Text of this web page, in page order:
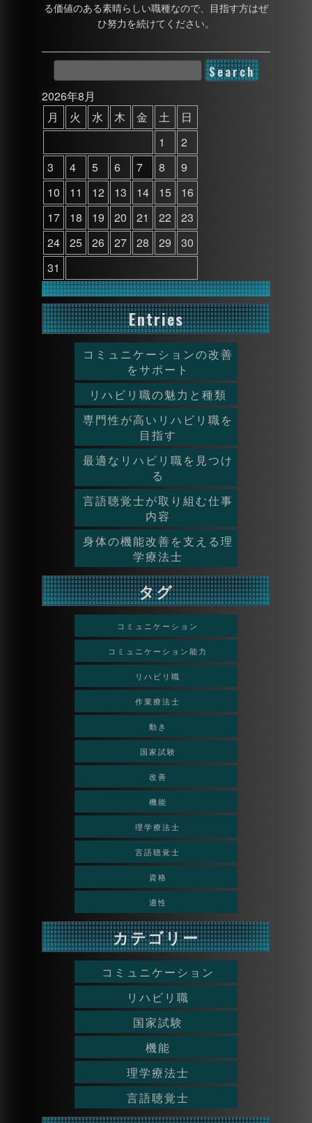
る価値のある素晴らしい職種なので、目指す方はぜ
ひ努力を続けてください。
2026年8月
月
火 水 木 金 土
日
1
2
3
4 5 6 7 8
9
10
11 12 13 14 15
16
17
18 19 20 21 22
23
24
25 26 27 28 29
30
31
Entries
コミュニケーションの改善
をサポート
リハビリ職の魅力と種類
専門性が高いリハビリ職を
目指す
最適なリハビリ職を見つけ
る
言語聴覚士が取り組む仕事
内容
身体の機能改善を支える理
学療法士
タグ
コミュニケーション
コミュニケーション能力
リハビリ職
作業療法士
動き
国家試験
改善
機能
理学療法士
言語聴覚士
資格
適性
カテゴリー
コミュニケーション
リハビリ職
国家試験
機能
理学療法士
言語聴覚士